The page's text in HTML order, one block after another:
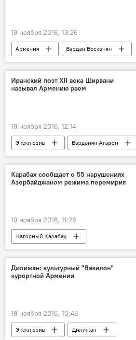
19 ноября 2016, 13:26
Армения Вардан Восканян
Иранский поэт XII века Ширвани
называл Армению раем
19 ноября 2016, 12:14
Эксклюзив
Варданян Агарон
конференция, посвященная Хагани Ширвани
Карабах сообщает о 55 нарушениях
Азербайджаном режима перемирия
19 ноября 2016, 11:26
Нагорный Карабах
ситуация на линии соприкосновения
Дилижан: культурный "Вавилон"
курортной Армении
19 ноября 2016, 10:46
Эксклюзив
Дилижан